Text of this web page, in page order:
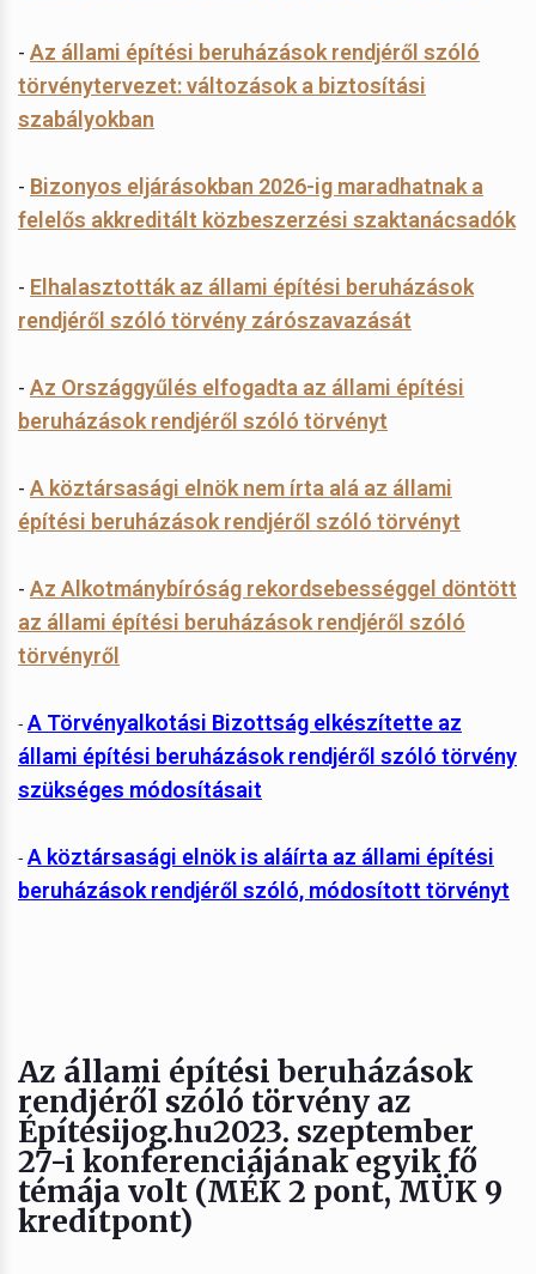
- Az állami építési beruházások rendjéről szóló
törvénytervezet: változások a biztosítási
szabályokban
- Bizonyos eljárásokban 2026-ig maradhatnak a
felelős akkreditált közbeszerzési szaktanácsadók
- Elhalasztották az állami építési beruházások
rendjéről szóló törvény zárószavazását
- Az Országgyűlés elfogadta az állami építési
beruházások rendjéről szóló törvényt
- A köztársasági elnök nem írta alá az állami
építési beruházások rendjéről szóló törvényt
- Az Alkotmánybíróság rekordsebességgel döntött
az állami építési beruházások rendjéről szóló
törvényről
- A Törvényalkotási Bizottság elkészítette az
állami építési beruházások rendjéről szóló törvény
szükséges módosításait
- A köztársasági elnök is aláírta az állami építési
beruházások rendjéről szóló, módosított törvényt
Az állami építési beruházások
rendjéről szóló törvény az
Építésijog.hu2023. szeptember
27-i konferenciájának egyik fő
témája volt (MÉK 2 pont, MÜK 9
kreditpont)